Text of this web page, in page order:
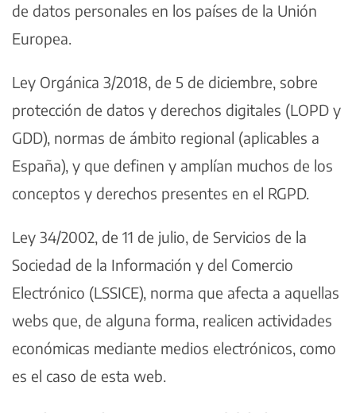
de datos personales en los países de la Unión
Europea.
Ley Orgánica 3/2018, de 5 de diciembre, sobre
protección de datos y derechos digitales (LOPD y
GDD), normas de ámbito regional (aplicables a
España), y que definen y amplían muchos de los
conceptos y derechos presentes en el RGPD.
Ley 34/2002, de 11 de julio, de Servicios de la
Sociedad de la Información y del Comercio
Electrónico (LSSICE), norma que afecta a aquellas
webs que, de alguna forma, realicen actividades
económicas mediante medios electrónicos, como
es el caso de esta web.